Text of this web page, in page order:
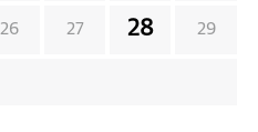
26 27 28 29